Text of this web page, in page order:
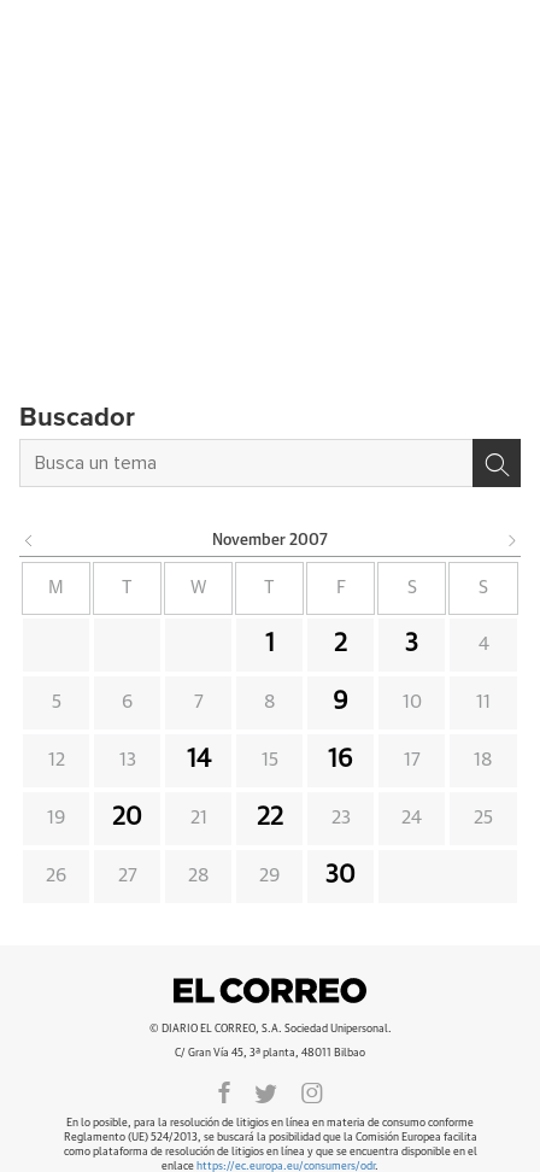
Buscador
November 2007
M W F S S
1 2 3 4
5 6 7 8 9 10 11
12 13 14 15 16 17 18
19 20 21 22 23 24 25
26 27 28 29 30
© DIARIO EL CORREO, S.A. Sociedad Unipersonal.
C/ Gran Vía 45, 3ª planta, 48011 Bilbao
En lo posible, para la resolución de litigios en línea en materia de consumo conforme
Reglamento (UE) 524/2013, se buscará la posibilidad que la Comisión Europea facilita
como plataforma de resolución de litigios en línea y que se encuentra disponible en el
enlace https://ec.europa.eu/consumers/odr.